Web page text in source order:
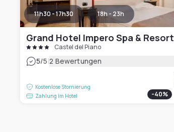
11h30 - 17h30 18h - 23h
Grand Hotel Impero Spa & Resort
Castel del Piano
5/5|2 Bewertungen
Kostenlose Stornierung
Zahlung im Hotel
-40%